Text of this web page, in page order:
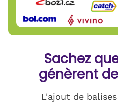
Sachez
génèrent
L'ajout de